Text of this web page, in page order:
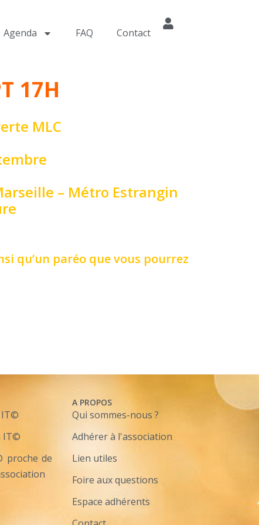
Agenda FAQ Contact
17H
MLC
– Métro Estrangin
qu’un paréo que vous pourrez
IT©
IT©
proche de
A PROPOS
Qui sommes-nous ?
Adhérer à l'association
Lien utiles
Foire aux questions
Espace adhérents